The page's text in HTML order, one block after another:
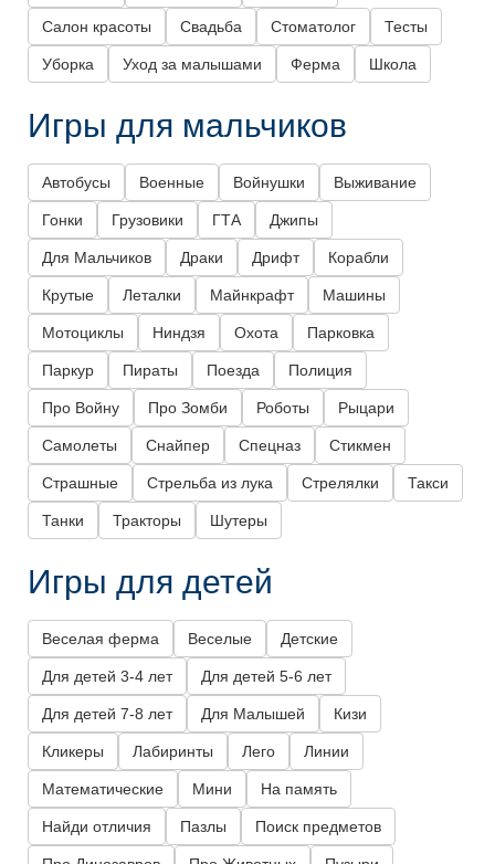
Салон красоты Свадьба Стоматолог Тесты
Уборка Уход за малышами Ферма Школа
Игры для мальчиков
Автобусы Военные Войнушки Выживание
Гонки Грузовики ГТА Джипы
Для Мальчиков Драки Дрифт Корабли
Крутые Леталки Майнкрафт Машины
Мотоциклы Ниндзя Охота Парковка
Паркур Пираты Поезда Полиция
Про Войну Про Зомби Роботы Рыцари
Самолеты Снайпер Спецназ Стикмен
Страшные Стрельба из лука Стрелялки Такси
Танки Тракторы Шутеры
Игры для детей
Веселая ферма Веселые Детские
Для детей 3-4 лет Для детей 5-6 лет
Для детей 7-8 лет Для Малышей Кизи
Кликеры Лабиринты Лего Линии
Математические Мини На память
Найди отличия Пазлы Поиск предметов